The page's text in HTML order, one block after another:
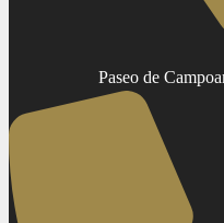
Paseo de